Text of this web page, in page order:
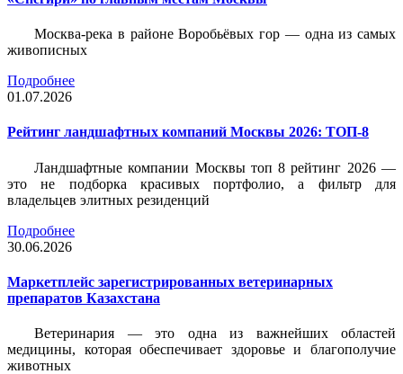
Москва-река в районе Воробьёвых гор — одна из самых
живописных
Подробнее
01.07.2026
Рейтинг ландшафтных компаний Москвы 2026: ТОП-8
Ландшафтные компании Москвы топ 8 рейтинг 2026 —
это не подборка красивых портфолио, а фильтр для
владельцев элитных резиденций
Подробнее
30.06.2026
Маркетплейс зарегистрированных ветеринарных
препаратов Казахстана
Ветеринария — это одна из важнейших областей
медицины, которая обеспечивает здоровье и благополучие
животных